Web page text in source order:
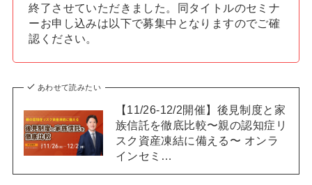
終了させていただきました。同タイトルのセミナ
ーお申し込みは以下で募集中となりますのでご確
認ください。
あわせて読みたい
【11/26-12/2開催】後見制度と家
族信託を徹底比較〜親の認知症リ
スク資産凍結に備える〜 オンラ
インセミ…